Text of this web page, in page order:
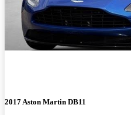
2017 Aston Martin DB11